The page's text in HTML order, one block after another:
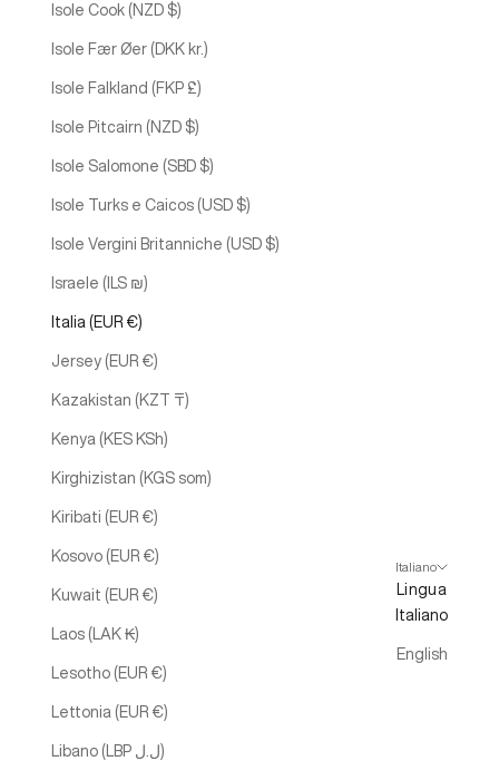
Isole Cook (NZD $)
Isole Fær Øer (DKK kr.)
Isole Falkland (FKP £)
Isole Pitcairn (NZD $)
Isole Salomone (SBD $)
Isole Turks e Caicos (USD $)
Isole Vergini Britanniche (USD $)
Israele (ILS ₪)
Italia (EUR €)
Jersey (EUR €)
Kazakistan (KZT ₸)
Kenya (KES KSh)
Kirghizistan (KGS som)
Kiribati (EUR €)
Kosovo (EUR €)
Kuwait (EUR €)
Laos (LAK ₭)
Lesotho (EUR €)
Lettonia (EUR €)
Libano (LBP ل.ل)
Italiano
Lingua
Italiano
English